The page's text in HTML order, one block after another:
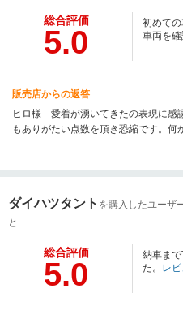
総合評価
5.0
初めて
車両を
販売店からの返答
ヒロ様 愛着が湧いてきたの表現に感
もありがたい点数を頂き恐縮です。
ダイハツタント を購入したユーザ
と
総合評価
5.0
納車ま
た。 レ